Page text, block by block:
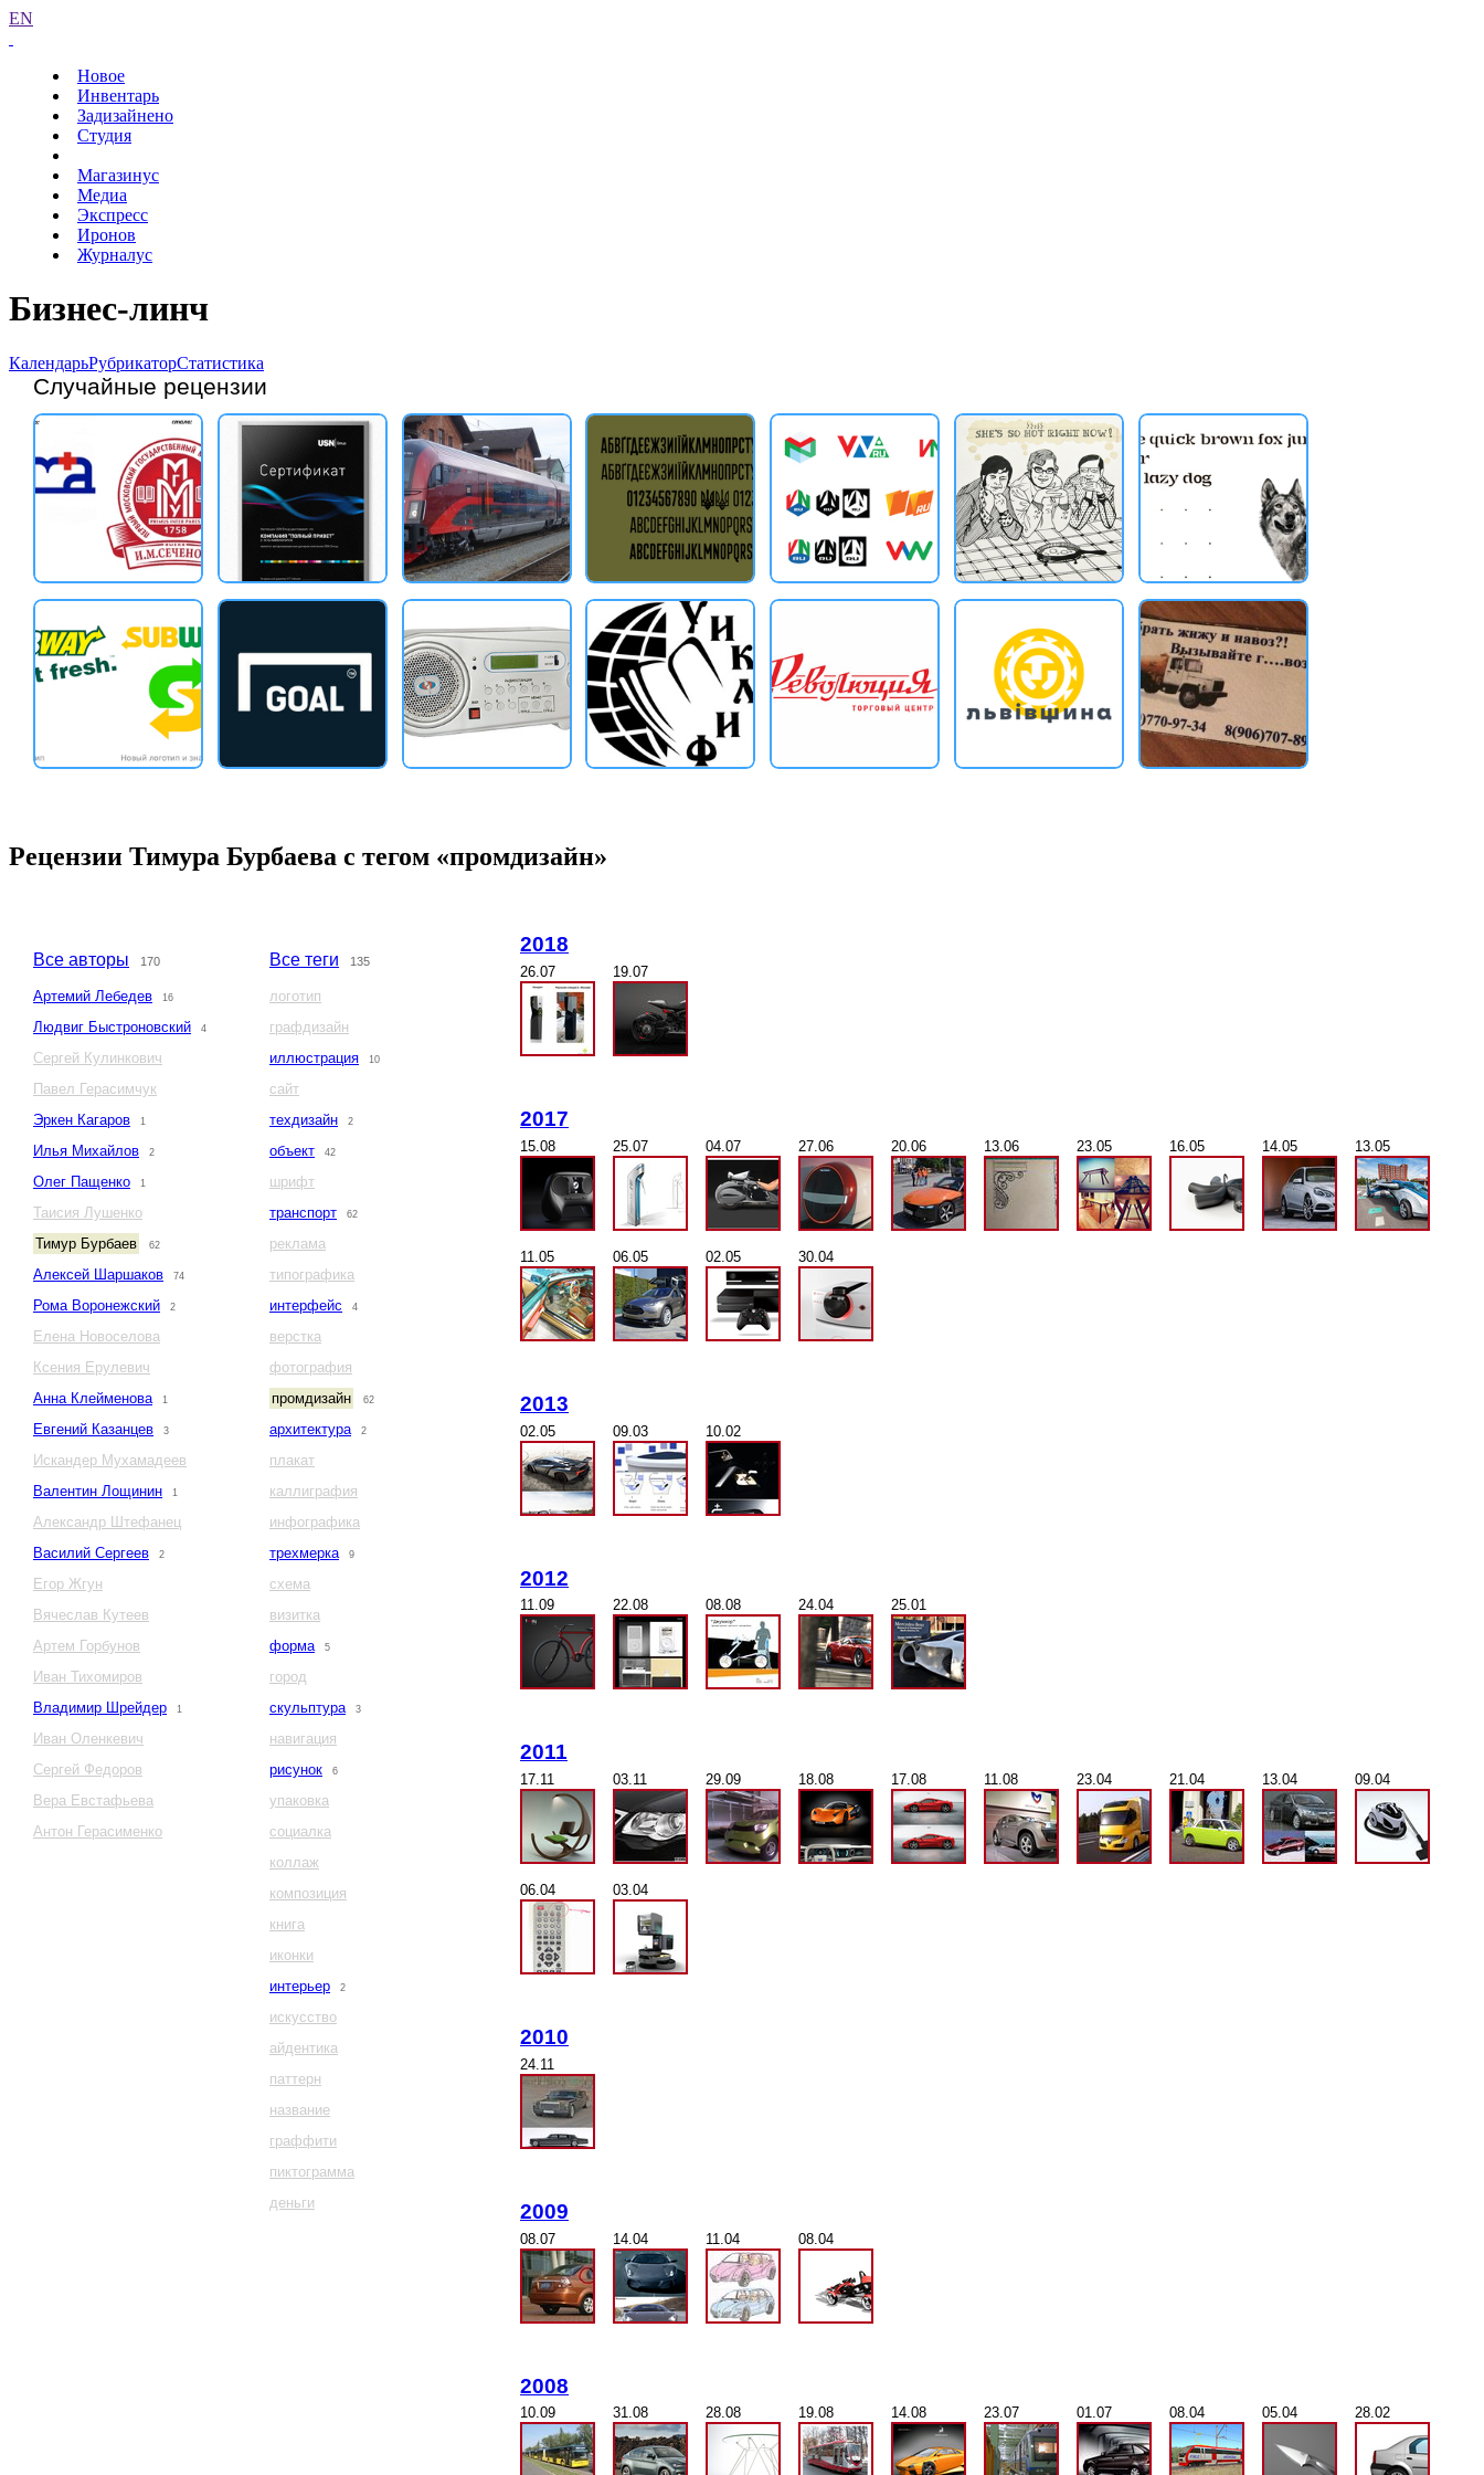
EN
Новое
Инвентарь
Задизайнено
Студия
Магазинус
Медиа
Экспресс
Иронов
Журналус
Бизнес-линч
КалендарьРубрикаторСтатистика
Случайные рецензии
Рецензии Тимура Бурбаева с тегом «промдизайн»
Все авторы 170
Артемий Лебедев 16
Людвиг Быстроновский 4
Сергей Кулинкович
Павел Герасимчук
Эркен Кагаров
1
Илья Михайлов 2
Олег Пащенко 1
Таисия Лушенко
Тимур Бурбаев
62
Алексей Шаршаков 74
Рома Воронежский 2
Елена Новоселова
Ксения Ерулевич
Анна Клейменова
1
Евгений Казанцев 3
Искандер Мухамадеев
Валентин Лощинин
1
Александр Штефанец
Василий Сергеев
2
Егор Жгун
Вячеслав Кутеев
Артем Горбунов
Иван Тихомиров
Владимир Шрейдер
1
Иван Оленкевич
Сергей Федоров
Вера Евстафьева
Антон Герасименко
Все теги 135
логотип
графдизайн
иллюстрация
10
сайт
техдизайн
2
объект 42
шрифт
транспорт
62
реклама
типографика
интерфейс
4
верстка
фотография
промдизайн
62
архитектура 2
плакат
каллиграфия
инфографика
трехмерка
9
схема
визитка
форма
5
город
скульптура
3
навигация
рисунок
6
упаковка
социалка
коллаж
композиция
книга
иконки
интерьер
2
искусство
айдентика
паттерн
название
граффити
пиктограмма
деньги
2018
26.07 19.07
2017
15.08 25.07 04.07 27.06 20.06 13.06 23.05 16.05 14.05 13.05
11.05 06.05 02.05 30.04
2013
02.05 09.03 10.02
2012
11.09 22.08 08.08 24.04 25.01
2011
17.11 03.11 29.09 18.08 17.08 11.08 23.04 21.04 13.04 09.04
06.04 03.04
2010
24.11
2009
08.07 14.04 11.04 08.04
2008
10.09 31.08 28.08 19.08 14.08 23.07 01.07 08.04 05.04 28.02